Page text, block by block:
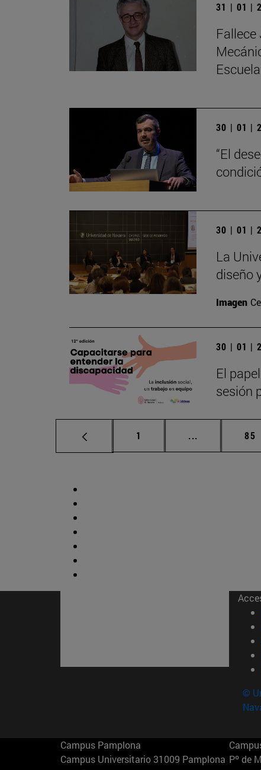
31 | 01 |
30 | 01 |
“El
30 | 01 |
La
diseño
Imagen
30 | 01 |
El
sesión
Página
1 ... Páginas 85
©
Campus Pamplona
Campus Universitario 31009 Pamplona Pº de